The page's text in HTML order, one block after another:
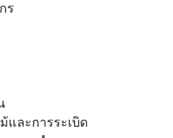
ร
และการระเบิด